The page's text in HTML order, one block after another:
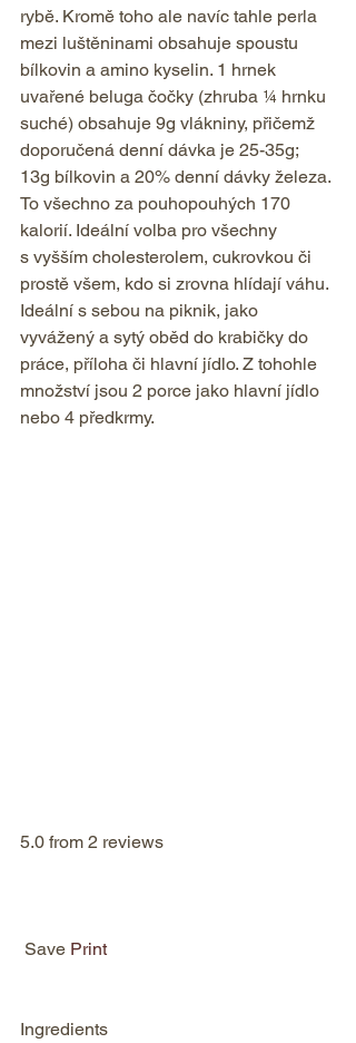
rybě. Kromě toho ale navíc tahle perla
mezi luštěninami obsahuje spoustu
bílkovin a amino kyselin. 1 hrnek
uvařené beluga čočky (zhruba ¼ hrnku
suché) obsahuje 9g vlákniny, přičemž
doporučená denní dávka je 25-35g;
13g bílkovin a 20% denní dávky železa.
To všechno za pouhopouhých 170
kalorií. Ideální volba pro všechny
s vyšším cholesterolem, cukrovkou či
prostě všem, kdo si zrovna hlídají váhu.
Ideální s sebou na piknik, jako
vyvážený a sytý oběd do krabičky do
práce, příloha či hlavní jídlo. Z tohohle
množství jsou 2 porce jako hlavní jídlo
nebo 4 předkrmy.
5.0 from 2 reviews
Save Print
Ingredients